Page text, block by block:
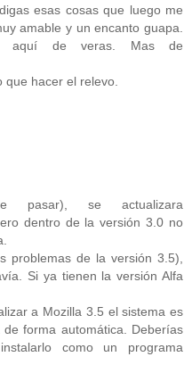
esas cosas que luego me
amable y un encanto guapa.
de veras. Mas de
hacer el relevo.
pasar), se actualizara
dentro de la versión 3.0 no
problemas de la versión 3.5),
Si ya tienen la versión Alfa
a Mozilla 3.5 el sistema es
forma automática. Deberías
como un programa